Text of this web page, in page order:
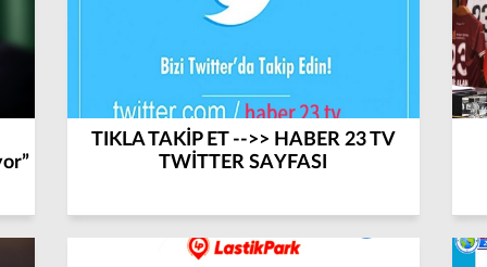
TIKLA TAKİP ET -->> HABER 23 TV
TWİTTER SAYFASI